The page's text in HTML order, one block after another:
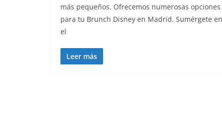
más pequeños. Ofrecemos numerosas opciones
para tu Brunch Disney en Madrid. Sumérgete en
el
Leer más